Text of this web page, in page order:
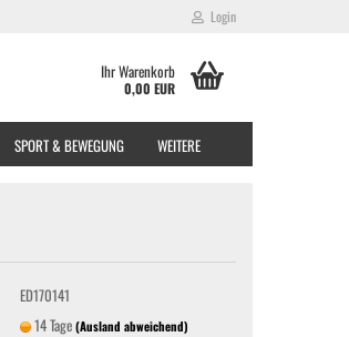
Login
Ihr Warenkorb
0,00 EUR
SPORT & BEWEGUNG WEITERE
ED170141
14 Tage(Ausland abweichend)